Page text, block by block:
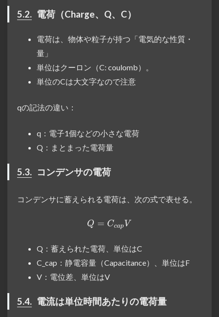
5.2. 電荷（Charge、Q、C）
電荷は、物体や粒子が持つ「電気的な性質・
量」
単位はクーロン（C: coulomb）。
単位のCは大文字なので注意
qの記法の違い：
q：電子1個などの小さな電荷
Q：まとまった電荷量
5.3. コンデンサの電荷
コンデンサに蓄えられる電荷は、次の式で表せる。
Q = C_{cap} V
Q = Ccap V
Q：蓄えられた電荷、単位はC
C_cap：静電容量（Capacitance）、単位はF
V：電位差、単位はV
5.4. 電流は単位時間あたりの電荷量